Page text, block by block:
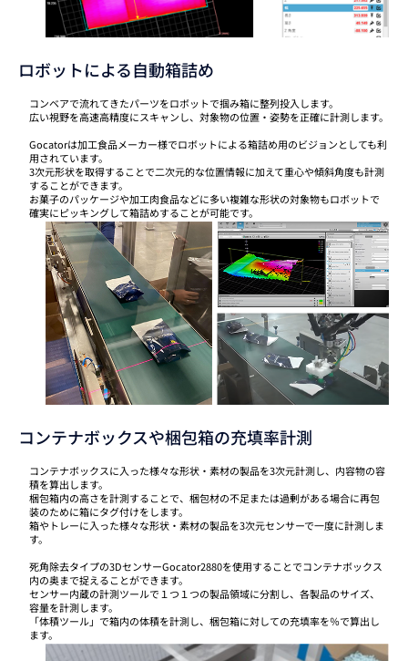
ロボットによる自動箱詰め
コンベアで流れてきたパーツをロボットで掴み箱に整列投入します。
広い視野を高速高精度にスキャンし、対象物の位置・姿勢を正確に計測します。
Gocatorは加工食品メーカー様でロボットによる箱詰め用のビジョンとしても利
用されています。
3次元形状を取得することで二次元的な位置情報に加えて重心や傾斜角度も計測
することができます。
お菓子のパッケージや加工肉食品などに多い複雑な形状の対象物もロボットで
確実にピッキングして箱詰めすることが可能です。
コンテナボックスや梱包箱の充填率計測
コンテナボックスに入った様々な形状・素材の製品を3次元計測し、内容物の容
積を算出します。
梱包箱内の高さを計測することで、梱包材の不足または過剰がある場合に再包
装のために箱にタグ付けをします。
箱やトレーに入った様々な形状・素材の製品を3次元センサーで一度に計測しま
す。
死角除去タイプの3DセンサーGocator2880を使用することでコンテナボックス
内の奥まで捉えることができます。
センサー内蔵の計測ツールで１つ１つの製品領域に分割し、各製品のサイズ、
容量を計測します。
「体積ツール」で箱内の体積を計測し、梱包箱に対しての充填率を％で算出し
ます。